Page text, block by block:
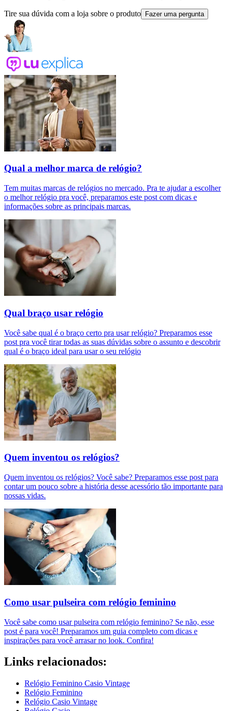
Tire sua dúvida com a loja sobre o produto Fazer uma pergunta
Qual a melhor marca de relógio?
Tem muitas marcas de relógios no mercado. Pra te ajudar a escolher
o melhor relógio pra você, preparamos este post com dicas e
informações sobre as principais marcas.
Qual braço usar relógio
Você sabe qual é o braço certo pra usar relógio? Preparamos esse
post pra você tirar todas as suas dúvidas sobre o assunto e descobrir
qual é o braço ideal para usar o seu relógio
Quem inventou os relógios?
Quem inventou os relógios? Você sabe? Preparamos esse post para
contar um pouco sobre a história desse acessório tão importante para
nossas vidas.
Como usar pulseira com relógio feminino
Você sabe como usar pulseira com relógio feminino? Se não, esse
post é para você! Preparamos um guia completo com dicas e
inspirações para você arrasar no look. Confira!
Links relacionados:
Relógio Feminino Casio Vintage
Relógio Feminino
Relógio Casio Vintage